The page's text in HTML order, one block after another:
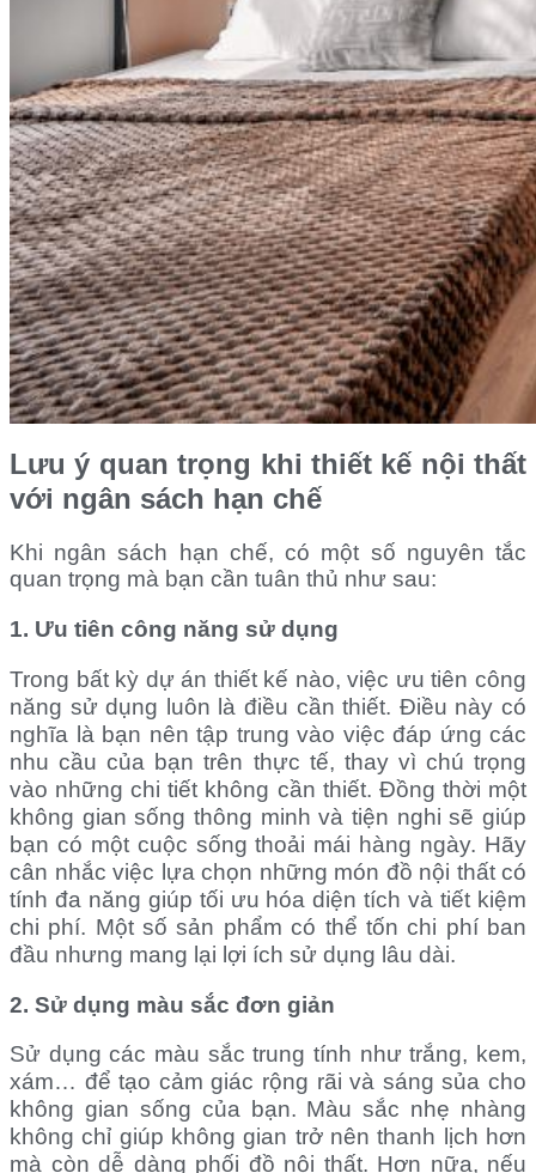
Lưu ý quan trọng khi thiết kế nội thất
với ngân sách hạn chế
Khi ngân sách hạn chế, có một số nguyên tắc
quan trọng mà bạn cần tuân thủ như sau:
1. Ưu tiên công năng sử dụng
Trong bất kỳ dự án thiết kế nào, việc ưu tiên công
năng sử dụng luôn là điều cần thiết. Điều này có
nghĩa là bạn nên tập trung vào việc đáp ứng các
nhu cầu của bạn trên thực tế, thay vì chú trọng
vào những chi tiết không cần thiết. Đồng thời một
không gian sống thông minh và tiện nghi sẽ giúp
bạn có một cuộc sống thoải mái hàng ngày. Hãy
cân nhắc việc lựa chọn những món đồ nội thất có
tính đa năng giúp tối ưu hóa diện tích và tiết kiệm
chi phí. Một số sản phẩm có thể tốn chi phí ban
đầu nhưng mang lại lợi ích sử dụng lâu dài.
2. Sử dụng màu sắc đơn giản
Sử dụng các màu sắc trung tính như trắng, kem,
xám… để tạo cảm giác rộng rãi và sáng sủa cho
không gian sống của bạn. Màu sắc nhẹ nhàng
không chỉ giúp không gian trở nên thanh lịch hơn
mà còn dễ dàng phối đồ nội thất. Hơn nữa, nếu